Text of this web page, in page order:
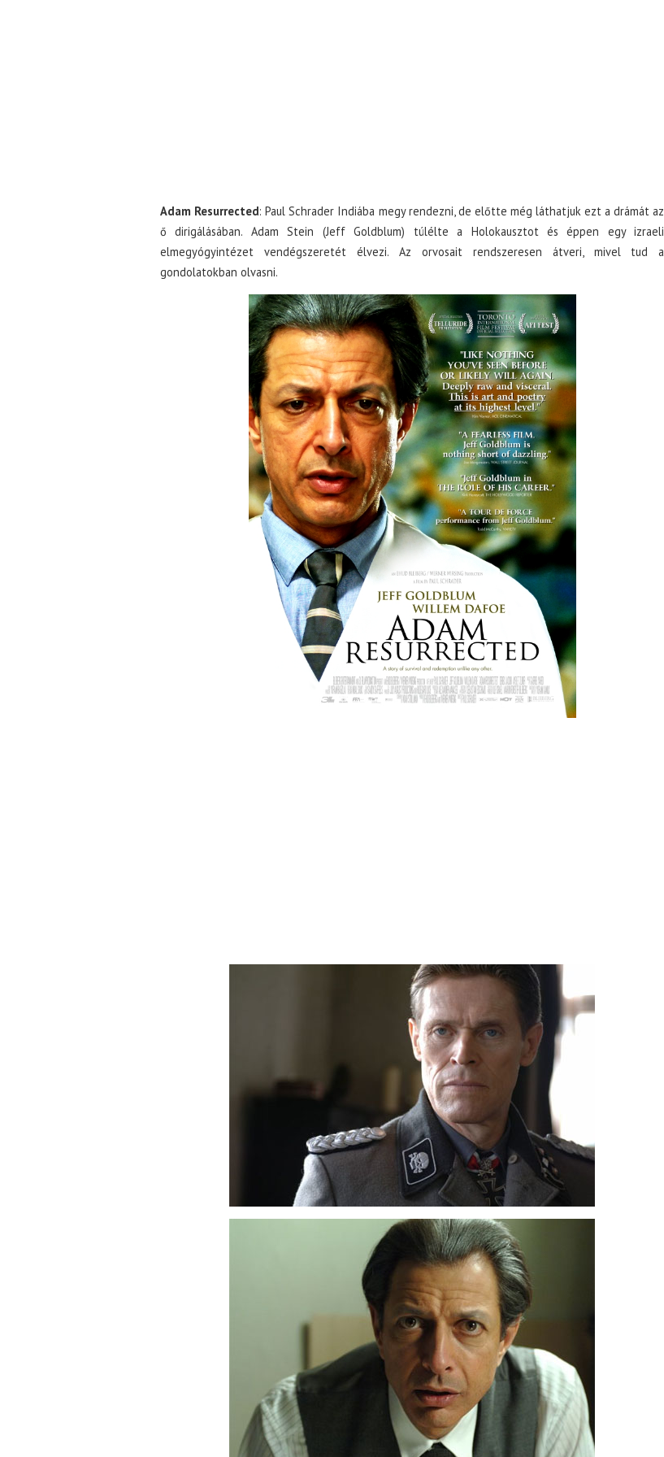
Adam Resurrected: Paul Schrader Indiába megy rendezni, de előtte még láthatjuk ezt a drámát az
ő dirigálásában. Adam Stein (Jeff Goldblum) túlélte a Holokausztot és éppen egy izraeli
elmegyógyintézet vendégszeretét élvezi. Az orvosait rendszeresen átveri, mivel tud a
gondolatokban olvasni.